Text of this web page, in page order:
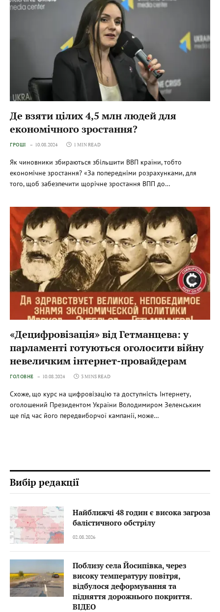
Де взяти цілих 4,5 млн людей для
економічного зростання?
ГРОШІ 10.08.2024 1 MIN READ
Як чиновники збираються збільшити ВВП країни, тобто
економічне зростання? «За попередніми розрахунками, для
того, щоб забезпечити щорічне зростання ВПП до…
«Децифровізація» від Гетманцева: у
парламенті готуються оголосити війну
невеличким інтернет-провайдерам
ГОЛОВНЕ 10.08.2024 3 MINS READ
Схоже, що курс на цифровізацію та доступність Інтернету,
оголошений Президентом України Володимиром Зеленським
ще під час його передвиборчої кампанії, може…
Вибір редакції
Найближчі 48 годин є висока загроза
балістичного обстрілу
02.08.2026
Поблизу села Йосипівка, через
високу температуру повітря,
відбулося деформування та
підняття дорожнього покриття.
ВІДЕО